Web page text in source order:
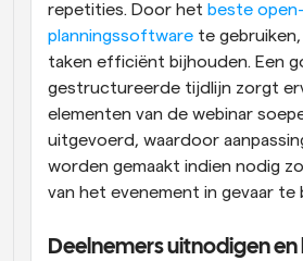
repetities. Door het beste
planningssoftware te
taken efficiënt bijhouden. Een
gestructureerde tijdlijn zorgt
elementen van de webinar
uitgevoerd, waardoor
worden gemaakt indien nodig
van het evenement in gevaar te
Deelnemers uitnodigen en